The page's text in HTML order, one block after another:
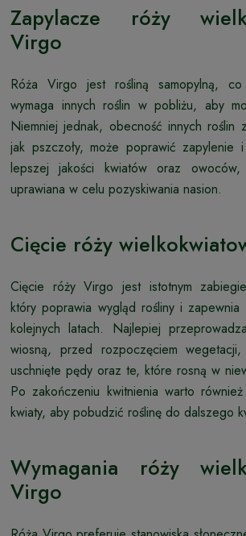
Zapylacze róży
Virgo
Róża Virgo jest rośliną samopylną,
wymaga innych roślin w pobliżu, aby
Niemniej jednak, obecność innych roślin
jak pszczoły, może poprawić zapylenie
lepszej jakości kwiatów oraz
uprawiana w celu pozyskiwania nasion.
Cięcie róży
Cięcie róży Virgo jest istotnym
który poprawia wygląd rośliny i
kolejnych latach. Najlepiej
wiosną, przed rozpoczęciem wegetacji,
uschnięte pędy oraz te, które rosną w
Po zakończeniu kwitnienia warto
kwiaty, aby pobudzić roślinę do dalszego
Wymagania róży
Virgo